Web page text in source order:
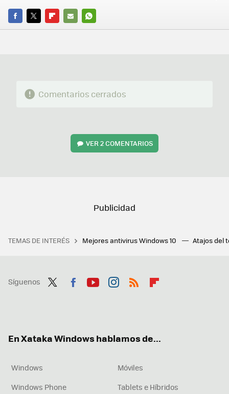
FACEBOOK
TWITTERFLIPBOARD
E-
WHATSAPP
Comentarios cerrados
VER2 COMENTARIOS
TEMAS DE INTERÉS Mejores antivirus Windows 10 Atajos del
Síguenos
En Xataka Windows hablamos de...
Windows
Móviles
Windows Phone
Tablets e Híbridos